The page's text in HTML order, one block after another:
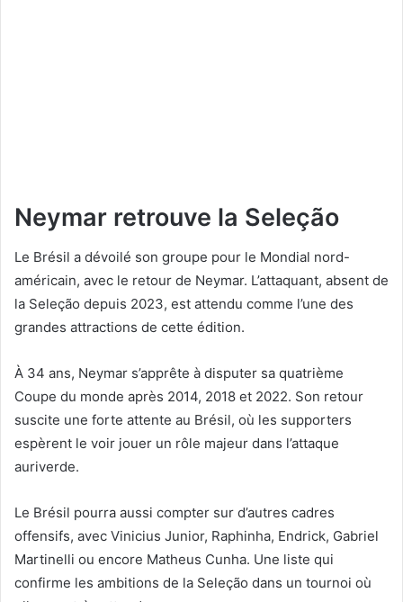
Neymar retrouve la Seleção
Le Brésil a dévoilé son groupe pour le Mondial nord-
américain, avec le retour de Neymar. L’attaquant, absent de
la Seleção depuis 2023, est attendu comme l’une des
grandes attractions de cette édition.
À 34 ans, Neymar s’apprête à disputer sa quatrième
Coupe du monde après 2014, 2018 et 2022. Son retour
suscite une forte attente au Brésil, où les supporters
espèrent le voir jouer un rôle majeur dans l’attaque
auriverde.
Le Brésil pourra aussi compter sur d’autres cadres
offensifs, avec Vinicius Junior, Raphinha, Endrick, Gabriel
Martinelli ou encore Matheus Cunha. Une liste qui
confirme les ambitions de la Seleção dans un tournoi où